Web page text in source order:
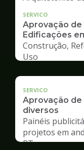
SERVICO
Aprovação
Edificações
Construção,
Uso
SERVICO
Aprovação
diversos
Painéis
projetos em
RT